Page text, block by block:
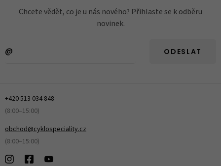
Chcete vědět, co je u nás nového? Přihlaste se k odběru
novinek.
ODESLAT
+420 513 034 848
(8:00–15:00)
obchod@cyklospeciality.cz
(8:00–15:00)